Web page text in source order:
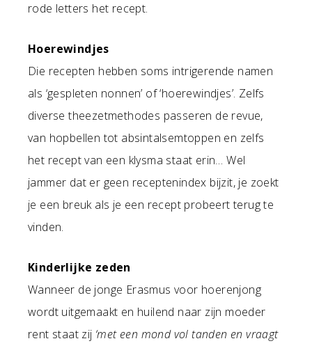
rode letters het recept.
Hoerewindjes
Die recepten hebben soms intrigerende namen
als ‘gespleten nonnen’ of ‘hoerewindjes’. Zelfs
diverse theezetmethodes passeren de revue,
van hopbellen tot absintalsemtoppen en zelfs
het recept van een klysma staat erin… Wel
jammer dat er geen receptenindex bijzit, je zoekt
je een breuk als je een recept probeert terug te
vinden.
Kinderlijke zeden
Wanneer de jonge Erasmus voor hoerenjong
wordt uitgemaakt en huilend naar zijn moeder
rent staat zij ‘met een mond vol tanden en vraagt